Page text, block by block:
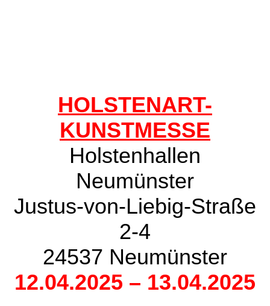
HOLSTENART-
KUNSTMESSE
Holstenhallen
Neumünster
Justus-von-Liebig-Straße
2-4
24537 Neumünster
12.04.2025 – 13.04.2025